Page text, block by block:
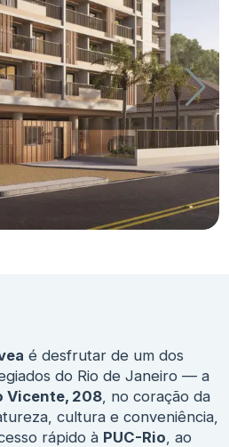
é desfrutar de um dos
do Rio de Janeiro — a
Vicente, 208, no coração da
cultura e conveniência,
rápido à PUC-Rio , ao